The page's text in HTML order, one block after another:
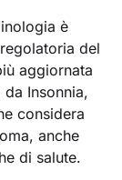
è
del
aggiornata
Insonnia,
considera
anche
di salute.